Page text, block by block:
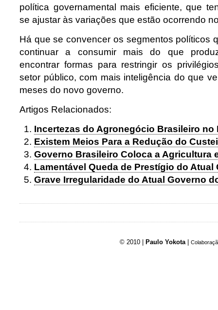
política governamental mais eficiente, que
se ajustar às variações que estão ocorrendo
Há que se convencer os segmentos políticos
continuar a consumir mais do que
encontrar formas para restringir os
setor público, com mais inteligência do que
meses do novo governo.
Artigos Relacionados:
Incertezas do Agronegócio Brasileiro no
Existem Meios Para a Redução do
Governo Brasileiro Coloca a Agricultura
Lamentável Queda de Prestígio do Atual
Grave Irregularidade do Atual Governo
© 2010 | Paulo Yokota |